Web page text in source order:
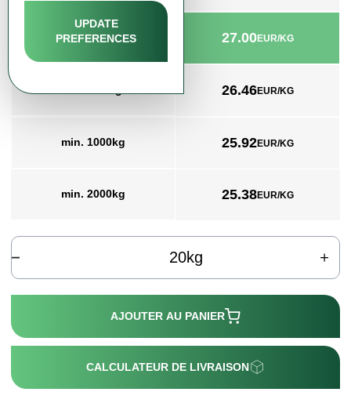
UPDATE
PREFERENCES
min. 20kg 27.00EUR/KG
26.46EUR/KG
min. 1000kg 25.92EUR/KG
min. 2000kg 25.38EUR/KG
kg
AJOUTER AU PANIER
CALCULATEUR DE LIVRAISON